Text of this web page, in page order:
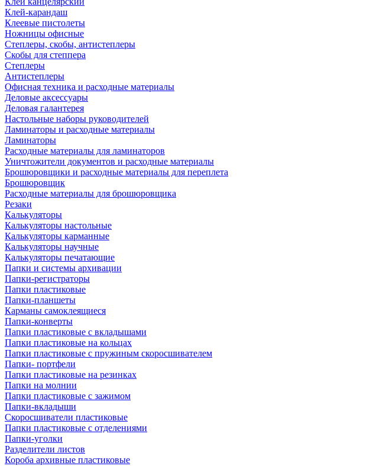
Клей-карандаш
Клеевые пистолеты
Ножницы офисные
Степлеры, скобы, антистеплеры
Скобы для степпера
Степлеры
Антистеплеры
Офисная техника и расходные материалы
Деловые аксессуары
Деловая галантерея
Настольные наборы руководителей
Ламинаторы и расходные материалы
Ламинаторы
Расходные материалы для ламинаторов
Уничтожители документов и расходные материалы
Брошюровщики и расходные материалы для переплета
Брошюровщик
Расходные материалы для брошюровщика
Резаки
Калькуляторы
Калькуляторы настольные
Калькуляторы карманные
Калькуляторы научные
Калькуляторы печатающие
Папки и системы архивации
Папки-регистраторы
Папки пластиковые
Папки-планшеты
Карманы самоклеящиеся
Папки-конверты
Папки пластиковые с вкладышами
Папки пластиковые на кольцах
Папки пластиковые с пружиным скоросшивателем
Папки- портфели
Папки пластиковые на резинках
Папки на молнии
Папки пластиковые с зажимом
Папки-вкладыши
Скоросшиватели пластиковые
Папки пластиковые с отделениями
Папки-уголки
Разделители листов
Короба архивные пластиковые